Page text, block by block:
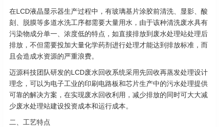
在LCD液晶显示器生产过程中，有玻璃基片涂胶前清洗、显影、酸
刻、脱膜等多道水洗工序都需要大量用水，由于该种清洗废水具有
污染物成分单一、浓度低的特点，如直接排放到废水处理站处理后
排放，不但需要投加大量化学药剂进行处理才能达到排放标准，而
且会造成水资源的严重浪费。
迈源科技团队研发的LCD废水回收系统采用先回收再蒸发处理设计
理念，可以为电子工业的印刷电路板和芯片生产中的污水处理提供
可靠的解决方案，在实现废水回收利用，减少排放的同时可大大减
少废水处理站建设投资成本和运行成本。
二、工艺特点